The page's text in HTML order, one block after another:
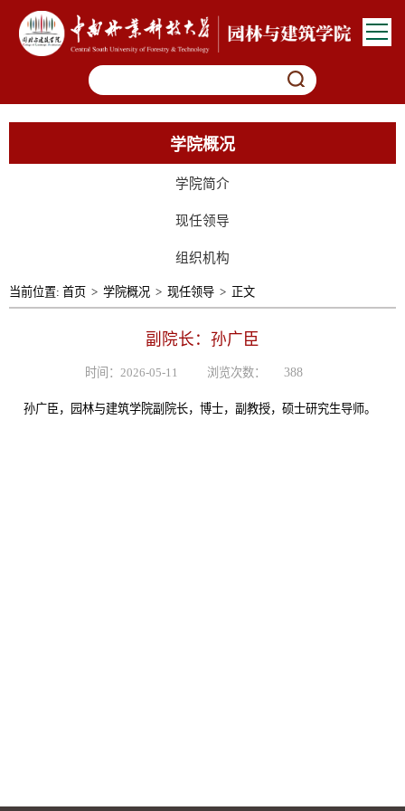
学院概况
学院简介
现任领导
组织机构
当前位置: 首页 > 学院概况 > 现任领导 > 正文
副院长：孙广臣
时间：2026-05-11 浏览次数： 388
孙广臣，园林与建筑学院副院长，博士，副教授，硕士研究生导师。